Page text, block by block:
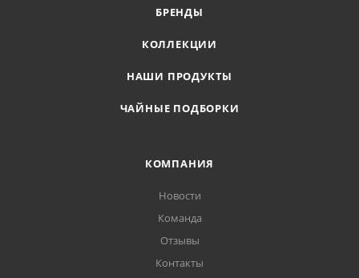
БРЕНДЫ
КОЛЛЕКЦИИ
НАШИ ПРОДУКТЫ
ЧАЙНЫЕ ПОДБОРКИ
КОМПАНИЯ
Новости
Команда
Отзывы
Контакты